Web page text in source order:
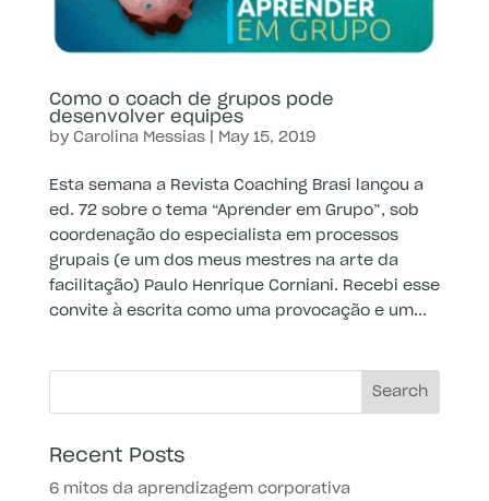
Como o coach de grupos pode
desenvolver equipes
by Carolina Messias| May 15, 2019
Esta semana a Revista Coaching Brasi lançou a
ed. 72 sobre o tema “Aprender em Grupo”, sob
coordenação do especialista em processos
grupais (e um dos meus mestres na arte da
facilitação) Paulo Henrique Corniani. Recebi esse
convite à escrita como uma provocação e um...
Recent Posts
6 mitos da aprendizagem corporativa